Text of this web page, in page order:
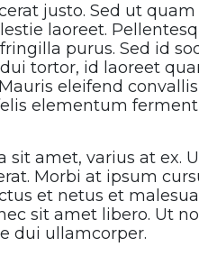
justo. Sed ut
laoreet.
purus. Sed id
tortor, id laoreet
eleifend
elementum
amet, varius at ex.
Morbi at ipsum
et netus et
sit amet libero. Ut
dui ullamcorper.